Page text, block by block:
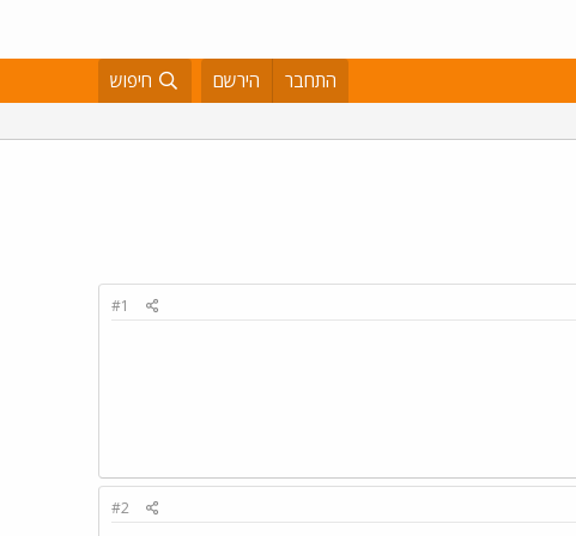
התחבר הירשם חיפוש
#1
#2